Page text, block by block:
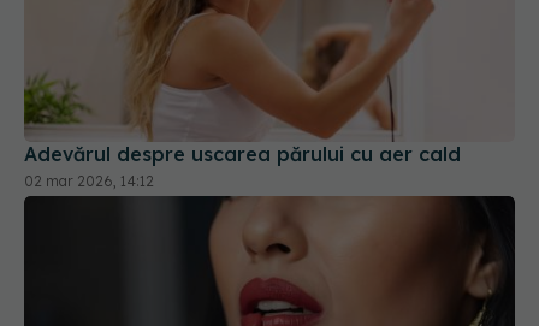
Adevărul despre uscarea părului cu aer cald
02 mar 2026, 14:12